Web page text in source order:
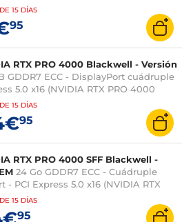
15 DÍAS
95
RTX PRO 4000 Blackwell - Versión
GDDR7 ECC - DisplayPort cuádruple
5.0 x16 (NVIDIA RTX PRO 4000
15 DÍAS
95
RTX PRO 4000 SFF Blackwell -
24 Go GDDR7 ECC - Cuádruple
- PCI Express 5.0 x16 (NVIDIA RTX
15 DÍAS
95